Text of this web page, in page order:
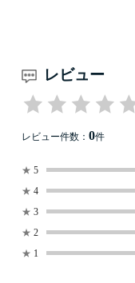
レビュー
レビュー件数： 0件
★ 5
★ 4
★ 3
★ 2
★ 1